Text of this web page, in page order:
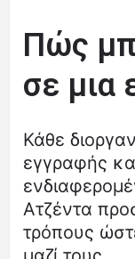
Πώς
σε μια
Κάθε
εγγραφής
Ατζέντα
τρόπους